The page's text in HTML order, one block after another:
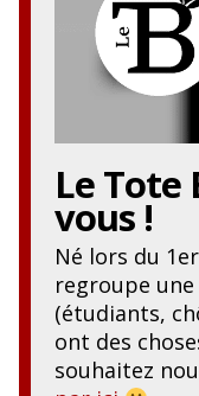
Le Tote
vous !
Né lors du
regroupe
(étudiants,
ont des
souhaitez